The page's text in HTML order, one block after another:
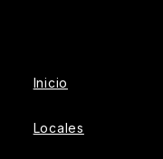
Inicio
Locales